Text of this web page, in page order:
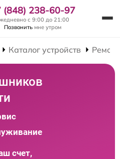
(848) 238-60-97
с 9:00 до 21:00
Позвонить мне утром
Каталог устройств
счет,